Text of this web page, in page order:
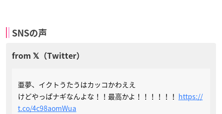
SNSの声
亜夢、イクトうたうはカッコかわええ
けどやっぱナギなんよな！！最高かよ！！！！！！ https://
t.co/4c98aomWua